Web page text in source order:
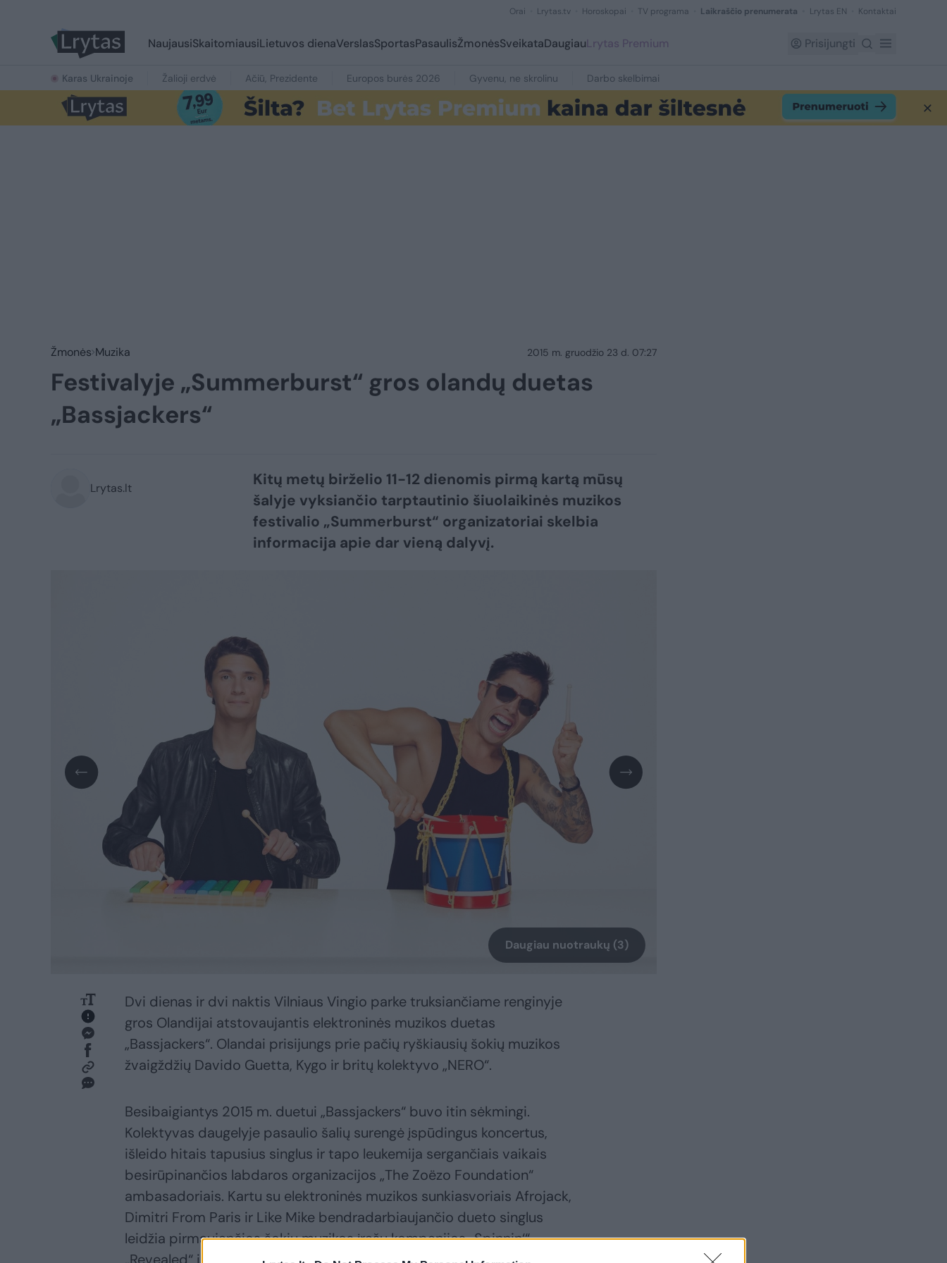
Orai Lrytas.tv Horoskopai TV programa Laikraščio prenumerata Lrytas EN Kontaktai
NaujausiSkaitomiausiLietuvos dienaVerslasSportasPasaulisŽmonėsSveikataDaugiauLrytas Premium Prisijungti
Karas Ukrainoje Žalioji erdvė Ačiū, Prezidente Europos burės 2026 Gyvenu, ne skrolinu Darbo skelbimai
Žmonės Muzika 2015 m. gruodžio 23 d. 07:27
Festivalyje „Summerburst“ gros olandų duetas
„Bassjackers“
Lrytas.lt
Kitų metų birželio 11-12 dienomis pirmą kartą mūsų
šalyje vyksiančio tarptautinio šiuolaikinės muzikos
festivalio „Summerburst“ organizatoriai skelbia
informacija apie dar vieną dalyvį.
Daugiau nuotraukų (3)
Dvi dienas ir dvi naktis Vilniaus Vingio parke truksiančiame renginyje
gros Olandijai atstovaujantis elektroninės muzikos duetas
„Bassjackers“. Olandai prisijungs prie pačių ryškiausių šokių muzikos
žvaigždžių Davido Guetta, Kygo ir britų kolektyvo „NERO“.
Besibaigiantys 2015 m. duetui „Bassjackers“ buvo itin sėkmingi.
Kolektyvas daugelyje pasaulio šalių surengė įspūdingus koncertus,
išleido hitais tapusius singlus ir tapo leukemija sergančiais vaikais
besirūpinančios labdaros organizacijos „The Zoëzo Foundation“
ambasadoriais. Kartu su elektroninės muzikos sunkiasvoriais Afrojack,
Dimitri From Paris ir Like Mike bendradarbiaujančio dueto singlus
leidžia pirmaujančios šokių muzikos įrašų kompanijos „Spinnin‘“,